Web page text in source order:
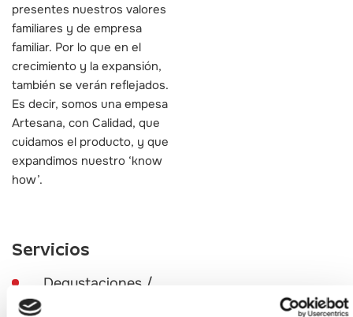
presentes nuestros valores
familiares y de empresa
familiar. Por lo que en el
crecimiento y la expansión,
también se verán reflejados.
Es decir, somos una empesa
Artesana, con Calidad, que
cuidamos el producto, y que
expandimos nuestro ‘know
how’.
Servicios
Degustaciones /